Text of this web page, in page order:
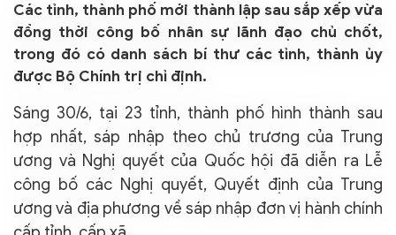
Các tỉnh, thành phố mới thành lập sau sắp xếp vừa
đồng thời công bố nhân sự lãnh đạo chủ chốt,
trong đó có danh sách bí thư các tỉnh, thành ủy
được Bộ Chính trị chỉ định.
Sáng 30/6, tại 23 tỉnh, thành phố hình thành sau
hợp nhất, sáp nhập theo chủ trương của Trung
ương và Nghị quyết của Quốc hội đã diễn ra Lễ
công bố các Nghị quyết, Quyết định của Trung
ương và địa phương về sáp nhập đơn vị hành chính